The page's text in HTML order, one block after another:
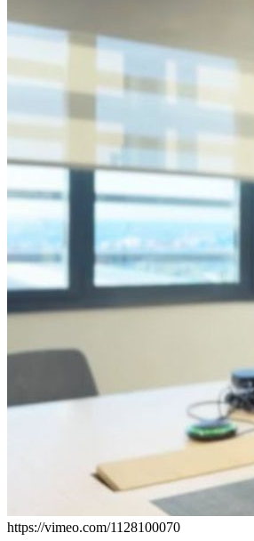
https://vimeo.com/1128100070